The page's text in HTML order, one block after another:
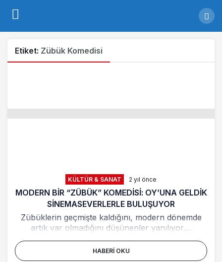
Etiket: Zübük Komedisi
KÜLTÜR & SANAT 2 yıl önce
MODERN BİR “ZÜBÜK” KOMEDİSİ: OY’UNA GELDİK
SİNEMASEVERLERLE BULUŞUYOR
Zübüklerin geçmişte kaldığını, modern dönemde
artık var olmadığını düşünenler yanılıyor....
HABERI OKU